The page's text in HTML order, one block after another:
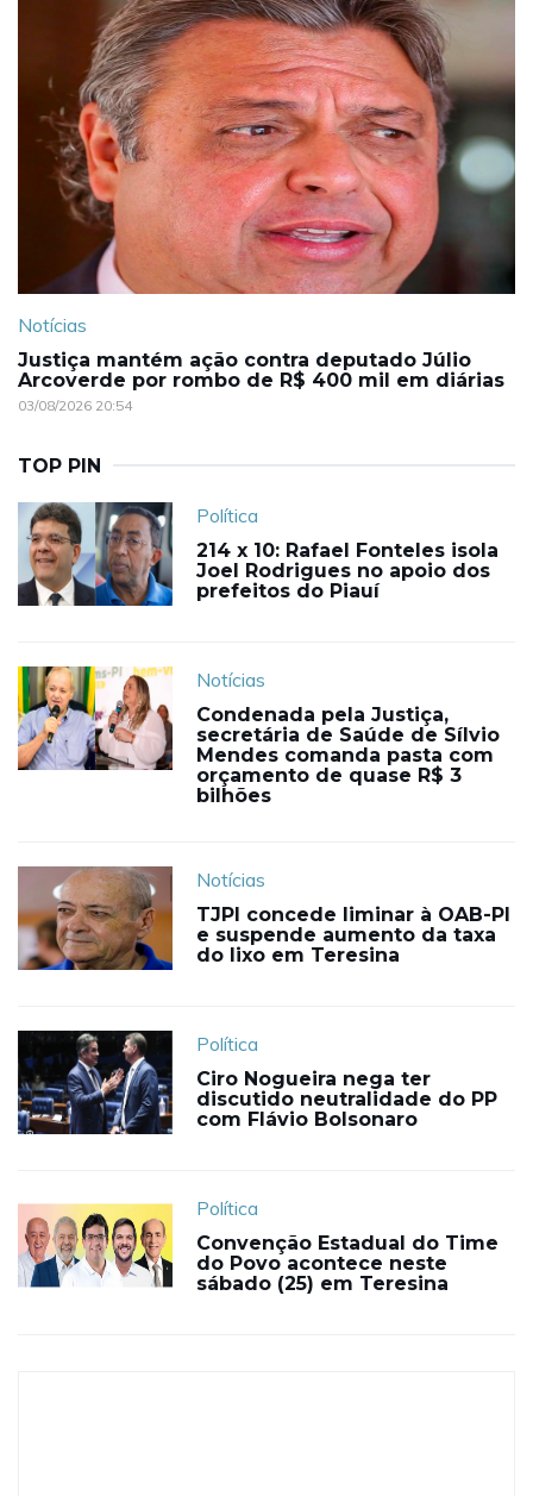
Notícias
Justiça mantém ação contra deputado Júlio
Arcoverde por rombo de R$ 400 mil em diárias
03/08/2026 20:54
TOP PIN
Política
214 x 10: Rafael Fonteles isola
Joel Rodrigues no apoio dos
prefeitos do Piauí
Notícias
Condenada pela Justiça,
secretária de Saúde de Sílvio
Mendes comanda pasta com
orçamento de quase R$ 3
bilhões
Notícias
TJPI concede liminar à OAB-PI
e suspende aumento da taxa
do lixo em Teresina
Política
Ciro Nogueira nega ter
discutido neutralidade do PP
com Flávio Bolsonaro
Política
Convenção Estadual do Time
do Povo acontece neste
sábado (25) em Teresina